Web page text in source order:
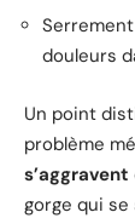
douleurs
Un point
problème
gorge qui